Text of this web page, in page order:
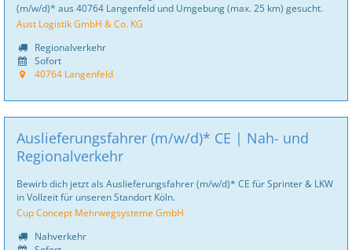
(m/w/d)* aus 40764 Langenfeld und Umgebung (max. 25 km) gesucht.
Aust Logistik GmbH & Co. KG
Regionalverkehr
Sofort
40764 Langenfeld
Auslieferungsfahrer (m/w/d)* CE | Nah- und
Regionalverkehr
Bewirb dich jetzt als Auslieferungsfahrer (m/w/d)* CE für Sprinter & LKW
in Vollzeit für unseren Standort Köln.
Cup Concept Mehrwegsysteme GmbH
Nahverkehr